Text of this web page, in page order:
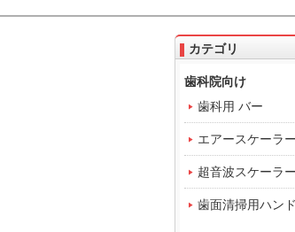
カテゴリ
歯科院向け
歯科用 バー
エアースケーラー
超音波スケーラー
歯面清掃用ハン